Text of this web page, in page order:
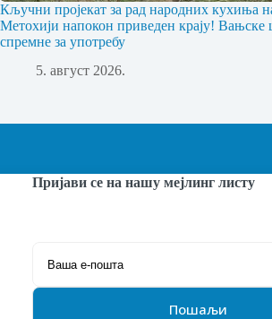
Кључни пројекат за рад народних кухиња
Метохији напокон приведен крају! Вањске
спремне за употребу
5. август 2026.
Пријави се на нашу мејлинг листу